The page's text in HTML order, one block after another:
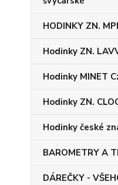
HODINKY ZN.
Hodinky ZN.
Hodinky MINET
Hodinky ZN.
Hodinky české
BAROMETRY A
DÁREČKY -